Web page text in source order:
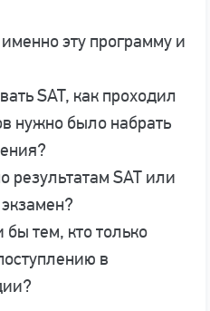
эту программу и
SAT, как проходил
нужно было набрать
результатам SAT или
тем, кто только
в